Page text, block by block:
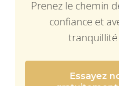
Prenez le chemin
confiance et
Essayez